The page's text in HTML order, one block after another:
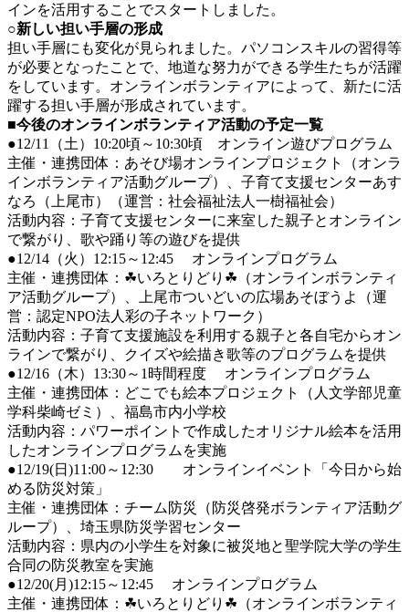
インを活用することでスタートしました。
○新しい担い手層の形成
担い手層にも変化が見られました。パソコンスキルの習得等
が必要となったことで、地道な努力ができる学生たちが活躍
をしています。オンラインボランティアによって、新たに活
躍する担い手層が形成されています。
■今後のオンラインボランティア活動の予定一覧
●12/11（土）10:20頃～10:30頃 オンライン遊びプログラム
主催・連携団体：あそび場オンラインプロジェクト（オンラ
インボランティア活動グループ）、子育て支援センターあす
なろ（上尾市）（運営：社会福祉法人一樹福祉会）
活動内容：子育て支援センターに来室した親子とオンライン
で繋がり、歌や踊り等の遊びを提供
●12/14（火）12:15～12:45 オンラインプログラム
主催・連携団体：☘いろとりどり☘（オンラインボランティ
ア活動グループ）、上尾市ついどいの広場あそぼうよ（運
営：認定NPO法人彩の子ネットワーク）
活動内容：子育て支援施設を利用する親子と各自宅からオン
ラインで繋がり、クイズや絵描き歌等のプログラムを提供
●12/16（木）13:30～1時間程度 オンラインプログラム
主催・連携団体：どこでも絵本プロジェクト（人文学部児童
学科柴崎ゼミ）、福島市内小学校
活動内容：パワーポイントで作成したオリジナル絵本を活用
したオンラインプログラムを実施
●12/19(日)11:00～12:30 オンラインイベント「今日から始
める防災対策」
主催・連携団体：チーム防災（防災啓発ボランティア活動グ
ループ）、埼玉県防災学習センター
活動内容：県内の小学生を対象に被災地と聖学院大学の学生
合同の防災教室を実施
●12/20(月)12:15～12:45 オンラインプログラム
主催・連携団体：☘いろとりどり☘（オンラインボランティ